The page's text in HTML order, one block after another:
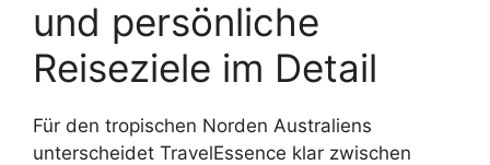
und persönliche
Reiseziele im Detail
Für den tropischen Norden Australiens
unterscheidet TravelEssence klar zwischen